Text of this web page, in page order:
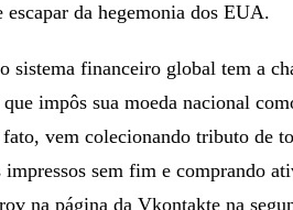
da hegemonia dos EUA.
sistema financeiro global tem a
impôs sua moeda nacional
vem colecionando tributo de
sem fim e comprando
na página da Vkontakte na